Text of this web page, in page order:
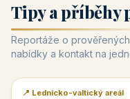
Tipy a příběhy
Reportáže o
nabídky a kontakt na
📰 PR článek
📍 Lednicko-valtický areál